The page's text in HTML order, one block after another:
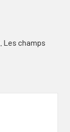
Les champs